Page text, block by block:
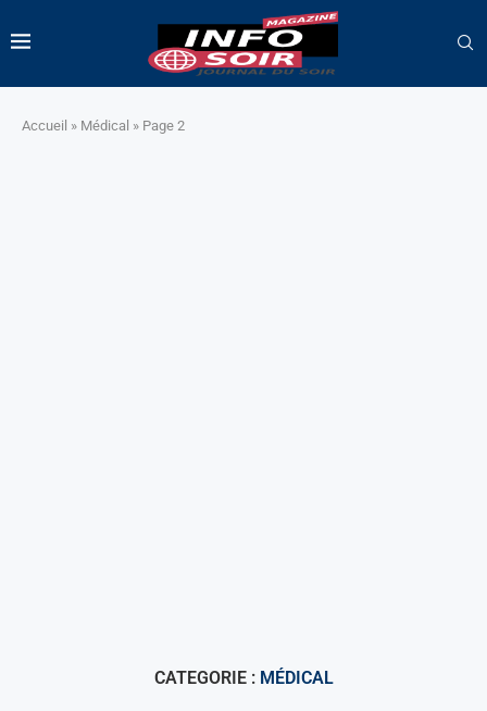
Accueil » Médical » Page 2
CATEGORIE : MÉDICAL